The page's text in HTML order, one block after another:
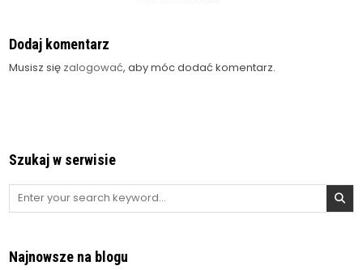
Dodaj komentarz
Musisz się zalogować, aby móc dodać komentarz.
Szukaj w serwisie
Search
Najnowsze na blogu